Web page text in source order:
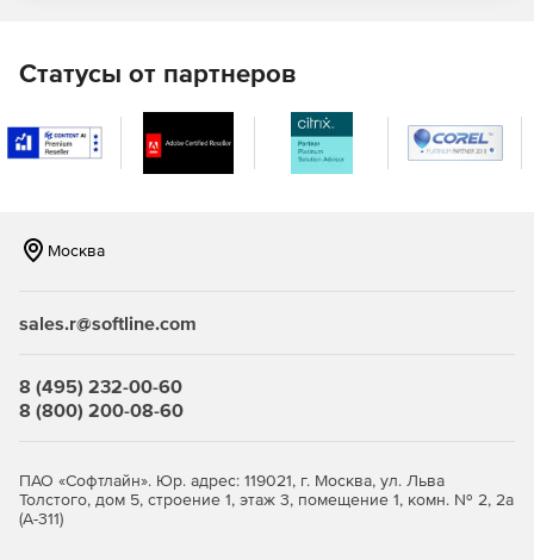
Статусы от партнеров
Москва
sales.r@softline.com
8 (495) 232-00-60
8 (800) 200-08-60
ПАО «Софтлайн». Юр. адрес: 119021, г. Москва, ул. Льва
Толстого, дом 5, строение 1, этаж 3, помещение 1, комн. № 2, 2а
(А-311)